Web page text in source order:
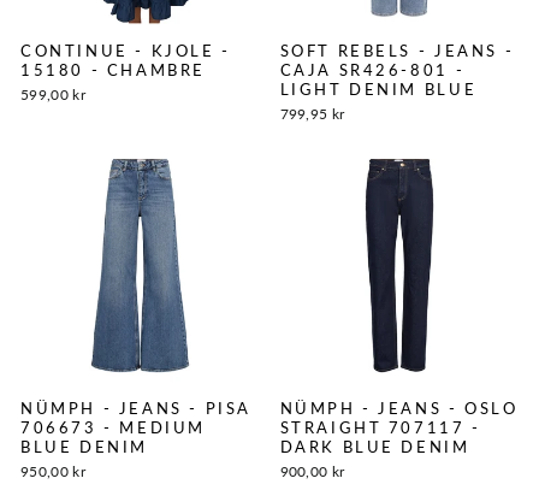
CONTINUE - KJOLE -
15180 - CHAMBRE
599,00 kr
SOFT REBELS - JEANS -
CAJA SR426-801 -
LIGHT DENIM BLUE
799,95 kr
NÜMPH - JEANS - PISA
706673 - MEDIUM
BLUE DENIM
950,00 kr
NÜMPH - JEANS - OSLO
STRAIGHT 707117 -
DARK BLUE DENIM
900,00 kr